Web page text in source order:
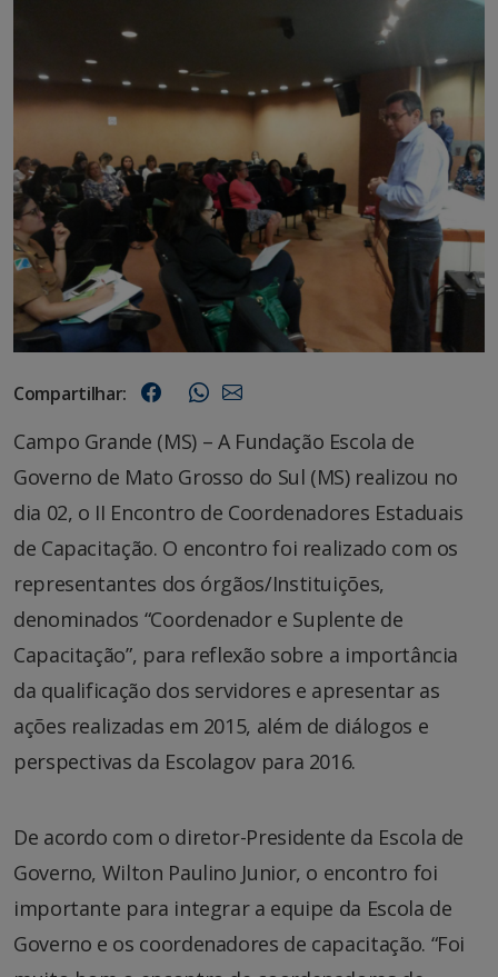
Compartilhar:
Campo Grande (MS) – A Fundação Escola de
Governo de Mato Grosso do Sul (MS) realizou no
dia 02, o II Encontro de Coordenadores Estaduais
de Capacitação. O encontro foi realizado com os
representantes dos órgãos/Instituições,
denominados “Coordenador e Suplente de
Capacitação”, para reflexão sobre a importância
da qualificação dos servidores e apresentar as
ações realizadas em 2015, além de diálogos e
perspectivas da Escolagov para 2016.
De acordo com o diretor-Presidente da Escola de
Governo, Wilton Paulino Junior, o encontro foi
importante para integrar a equipe da Escola de
Governo e os coordenadores de capacitação. “Foi